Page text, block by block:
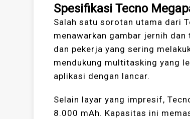
Spesifikasi Tecno
Salah satu sorotan utama dari
menawarkan gambar jernih
dan pekerja yang sering
mendukung multitasking yang
aplikasi dengan lancar.
Selain layar yang impresif,
8.000 mAh. Kapasitas ini